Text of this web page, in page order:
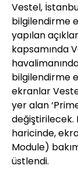
Vestel,
bilgilendirme
yapılan
kapsamında
bilgilendirme
ekranlar
yer alan
değiştirilecek.
haricinde,
Module)
üstlendi.